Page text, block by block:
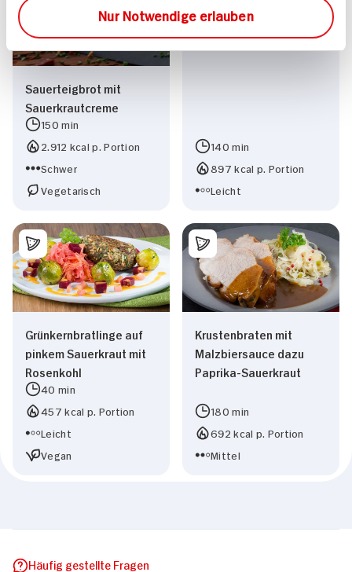
Nur Notwendige erlauben
Sauerteigbrot mit
Sauerkrautcreme
150 min
2.912 kcal p. Portion
Schwer
Vegetarisch
140 min
897 kcal p. Portion
Leicht
Grünkernbratlinge auf
pinkem Sauerkraut mit
Rosenkohl
40 min
457 kcal p. Portion
Leicht
Vegan
Krustenbraten mit
Malzbiersauce dazu
Paprika-Sauerkraut
180 min
692 kcal p. Portion
Mittel
Häufig gestellte Fragen